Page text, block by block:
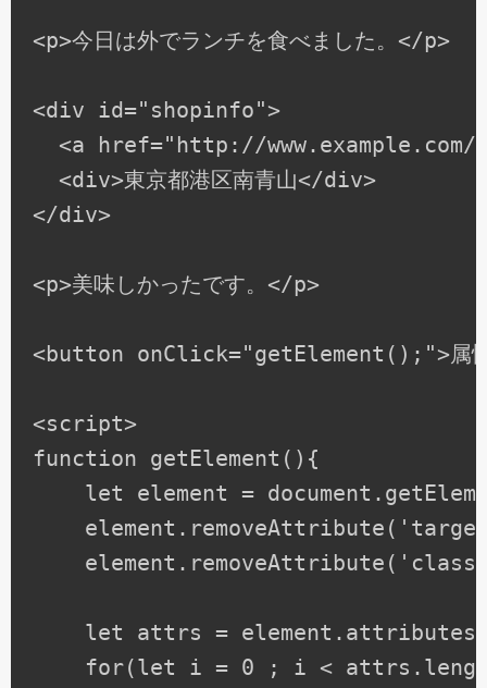
<p>今日は外でランチを食べました。</p>
<div id="shopinfo">
<a href="http://www.example.com/
  <div>東京都港区南青山</div>
</div>
<p>美味しかったです。</p>
<button onClick="getElement();">属
<script>
function getElement(){
let element =
let attrs =
for(let i = 0 ; i <